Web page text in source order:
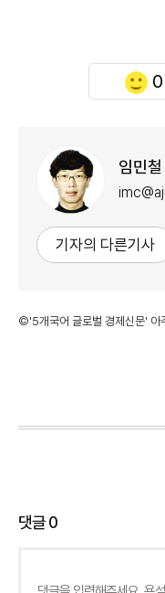
0
임민
기자의 다른기사
©'5개국어 글로벌 경제신문' 아
댓글0